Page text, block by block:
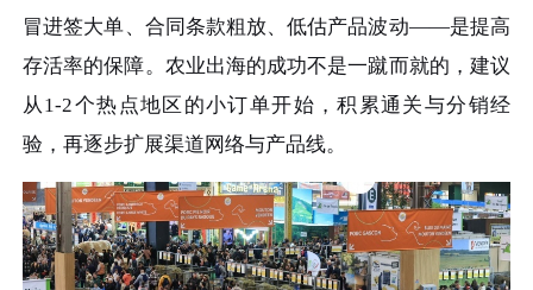
冒进签大单、合同条款粗放、低估产品波动——是提高
存活率的保障。农业出海的成功不是一蹴而就的，建议
从1-2个热点地区的小订单开始，积累通关与分销经
验，再逐步扩展渠道网络与产品线。